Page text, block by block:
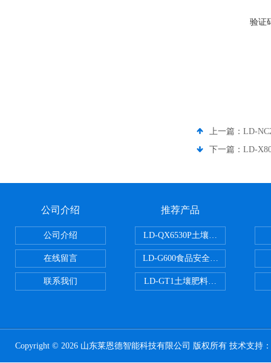
验证
上一篇： LD-
下一篇： LD-
公司介绍
公司介绍
在线留言
联系我们
推荐产品
LD-QX6530P土壤氧化还原电位检
LD-G600食品安全检测仪
LD-GT1土壤肥料养分检测仪
Copyright © 2026 山东莱恩德智能科技有限公司 版权所有 技术支持：